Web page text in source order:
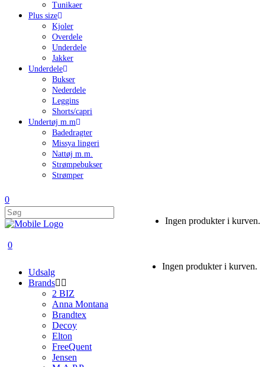
Tunikaer
Plus size
Kjoler
Overdele
Underdele
Jakker
Underdele
Bukser
Nederdele
Leggins
Shorts/capri
Undertøj m.m
Badedragter
Missya lingeri
Nattøj m.m.
Strømpebukser
Strømper
0
Ingen produkter i kurven.
0
Ingen produkter i kurven.
Udsalg
Brands
2 BIZ
Anna Montana
Brandtex
Decoy
Elton
FreeQuent
Jensen